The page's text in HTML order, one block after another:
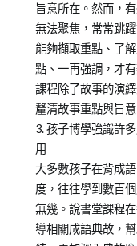
旨意所在。然而，
無法聚焦，常常跳
能夠擷取重點、了
點、一再強調，才
課程除了故事的演
釐清故事重點與旨
3. 孩子博學強識許
用
大多數孩子在背成
度，往往學到數百
無幾。說書堂課程
導相關成語典故，